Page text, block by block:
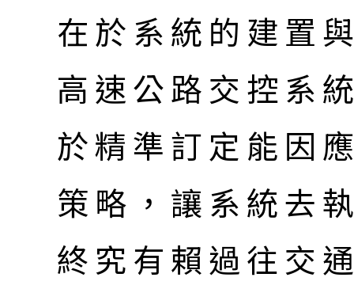
在於系統的建置
高速公路交控系
於精準訂定能因
策略，讓系統去
終究有賴過往交